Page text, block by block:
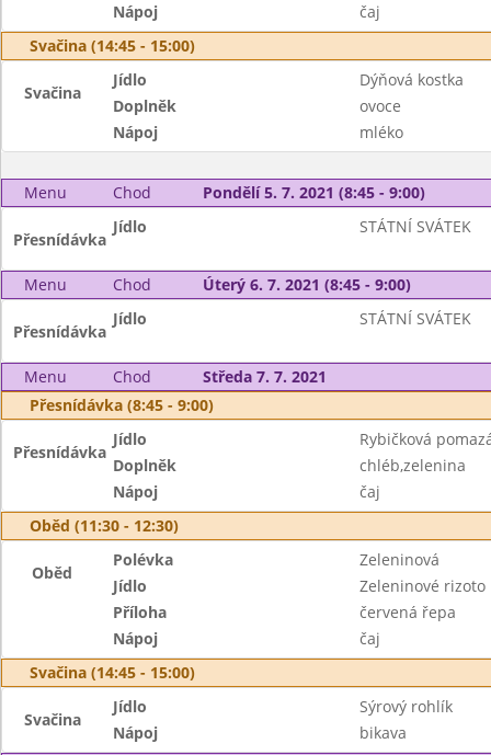
Nápoj
čaj
Svačina (14:45 - 15:00)
Svačina
Jídlo
Dýňová kostka
Doplněk
ovoce
Nápoj
mléko
Menu Chod Pondělí 5. 7. 2021 (8:45 - 9:00)
Přesnídávka
Jídlo STÁTNÍ SVÁTEK
Menu Chod Úterý 6. 7. 2021 (8:45 - 9:00)
Přesnídávka
Jídlo STÁTNÍ SVÁTEK
Menu Chod
Středa 7. 7. 2021
Přesnídávka (8:45 - 9:00)
Přesnídávka
Jídlo
Rybičková
Doplněk
chléb,zelenina
Nápoj
čaj
Oběd (11:30 - 12:30)
Oběd
Polévka
Zeleninová
Jídlo
Zeleninové rizoto
Příloha
červená řepa
Nápoj
čaj
Svačina (14:45 - 15:00)
Svačina
Jídlo
Sýrový rohlík
Nápoj
bikava